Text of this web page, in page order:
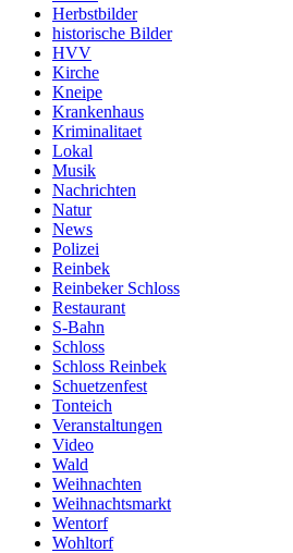
Herbstbilder
historische Bilder
HVV
Kirche
Kneipe
Krankenhaus
Kriminalitaet
Lokal
Musik
Nachrichten
Natur
News
Polizei
Reinbek
Reinbeker Schloss
Restaurant
S-Bahn
Schloss
Schloss Reinbek
Schuetzenfest
Tonteich
Veranstaltungen
Video
Wald
Weihnachten
Weihnachtsmarkt
Wentorf
Wohltorf